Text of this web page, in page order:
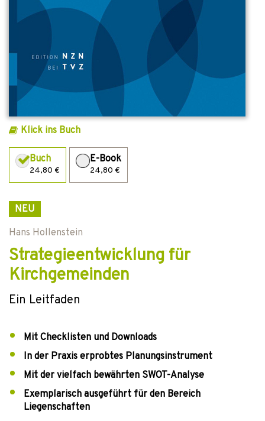
Klick ins Buch
Buch
24,80 €
E-Book
24,80 €
NEU
Hans Hollenstein
Strategieentwicklung für
Kirchgemeinden
Ein Leitfaden
Mit Checklisten und Downloads
In der Praxis erprobtes Planungsinstrument
Mit der vielfach bewährten SWOT-Analyse
Exemplarisch ausgeführt für den Bereich
Liegenschaften